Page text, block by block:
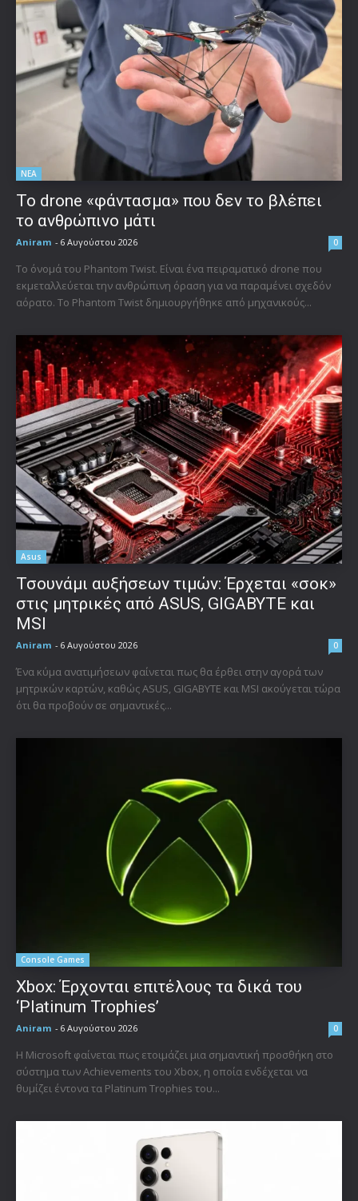
ΝΕΑ
Το drone «φάντασμα» που δεν το βλέπει
το ανθρώπινο μάτι
Aniram - 6 Αυγούστου 2026 0
Το όνομά του Phantom Twist. Είναι ένα πειραματικό drone που
εκμεταλλεύεται την ανθρώπινη όραση για να παραμένει σχεδόν
αόρατο. Το Phantom Twist δημιουργήθηκε από μηχανικούς...
Asus
Τσουνάμι αυξήσεων τιμών: Έρχεται «σοκ»
στις μητρικές από ASUS, GIGABYTE και
MSI
Aniram - 6 Αυγούστου 2026 0
Ένα κύμα ανατιμήσεων φαίνεται πως θα έρθει στην αγορά των
μητρικών καρτών, καθώς ASUS, GIGABYTE και MSI ακούγεται τώρα
ότι θα προβούν σε σημαντικές...
Console Games
Xbox: Έρχονται επιτέλους τα δικά του
‘Platinum Trophies’
Aniram - 6 Αυγούστου 2026 0
Η Microsoft φαίνεται πως ετοιμάζει μια σημαντική προσθήκη στο
σύστημα των Achievements του Xbox, η οποία ενδέχεται να
θυμίζει έντονα τα Platinum Trophies του...